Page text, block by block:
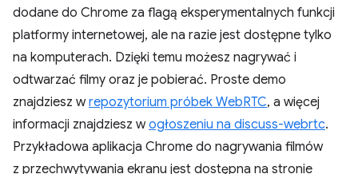
dodane do Chrome za flagą eksperymentalnych funkcji
platformy internetowej, ale na razie jest dostępne tylko
na komputerach. Dzięki temu możesz nagrywać i
odtwarzać filmy oraz je pobierać. Proste demo
znajdziesz wrepozytorium próbek WebRTC, a więcej
informacji znajdziesz wogłoszeniu na discuss-webrtc.
Przykładowa aplikacja Chrome do nagrywania filmów
z przechwytywania ekranu jest dostępna na stronie